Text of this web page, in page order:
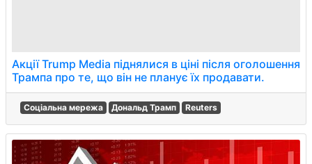
Акції Trump Media піднялися в ціні після оголошення
Трампа про те, що він не планує їх продавати.
Соціальна мережа Дональд Трамп Reuters